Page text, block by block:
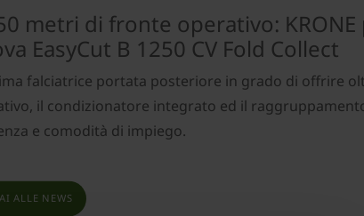
metri di fronte operativo: KRONE
EasyCut B 1250 CV Fold Collect
falciatrice portata posteriore in grado di offrire
il condizionatore integrato ed il
e comodità di impiego.
ALLE NEWS